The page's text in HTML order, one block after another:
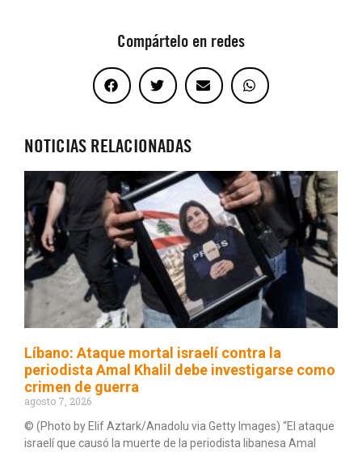
Compártelo en redes
NOTICIAS RELACIONADAS
Líbano: Ataque mortal israelí contra la
periodista Amal Khalil debe investigarse como
crimen de guerra
agosto 7, 2026
© (Photo by Elif Aztark/Anadolu via Getty Images) “El ataque
israelí que causó la muerte de la periodista libanesa Amal